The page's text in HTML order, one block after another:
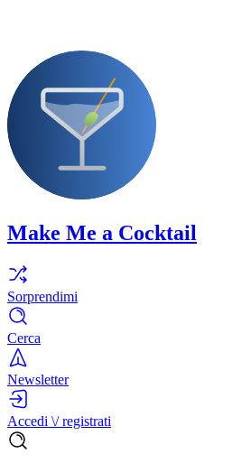
Make Me a Cocktail
Sorprendimi
Cerca
Newsletter
Accedi \/ registrati